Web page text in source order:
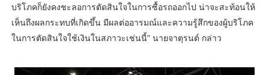
บริโภคก็ยังคงชะลอการตัดสินใจในการซื้อรถออกไป น่าจะสะท้อนให้
เห็นถึงผลกระทบที่เกิดขึ้น มีผลต่ออารมณ์และความรู้สึกของผู้บริโภค
ในการตัดสินใจใช้เงินในสภาวะเช่นนี้” นายจาตุรนต์ กล่าว